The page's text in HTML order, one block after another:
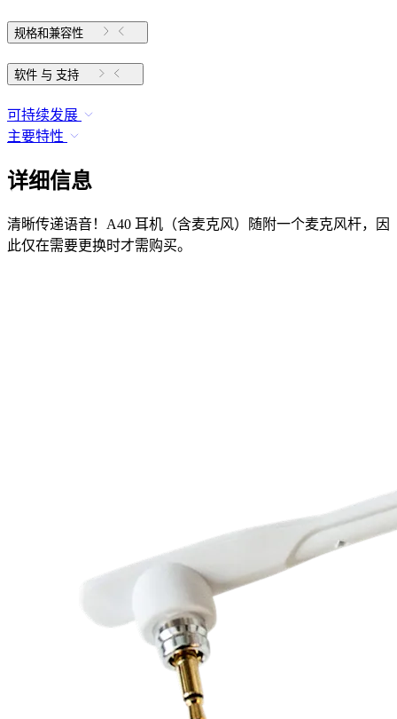
规格和兼容性
软件 与 支持
可持续发展
主要特性
详细信息
清晰传递语音！A40 耳机（含麦克风）随附一个麦克风杆，因
此仅在需要更换时才需购买。